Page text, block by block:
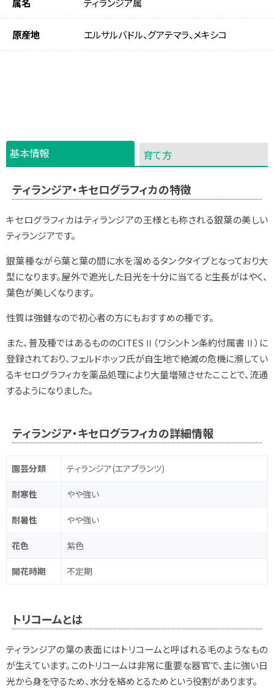
原産地 エルサルバドル、グアテマラ、メキシコ
基本情報 育て方
ティランジア・キセログラフィカの特徴
キセログラフィカはティランジアの王様とも称される銀葉の美しい
ティランジアです。
銀葉種ながら葉と葉の間に水を溜めるタンクタイプとなっており大
型になります。屋外で遮光した日光を十分に当てると生長がはやく、
葉色が美しくなります。
性質は強健なので初心者の方にもおすすめの種です。
また、普及種ではあるもののCITESⅡ（ワシントン条約付属書Ⅱ）に
登録されており、フェルドホッフ氏が自生地で絶滅の危機に瀕してい
るキセログラフィカを薬品処理により大量増殖させたこことで、流通
するようになりました。
ティランジア・キセログラフィカの詳細情報
園芸分類 ティランジア(エアプランツ)
耐寒性 やや強い
耐暑性 やや強い
花色 紫色
開花時期 不定期
トリコームとは
ティランジアの葉の表面にはトリコームと呼ばれる毛のようなもの
が生えています。このトリコームは非常に重要な器官で、主に強い日
光から身を守るため、水分を絡めとるためという役割があります。